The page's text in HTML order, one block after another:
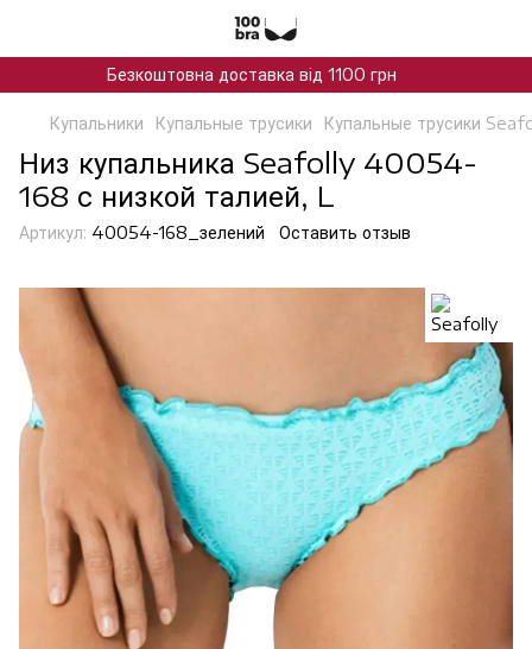
Безкоштовна доставка від 1100 грн
Купальники Купальные трусики Купальные трусики
Низ купальника Seafolly 40054-
168 с низкой талией, L
Артикул: 40054-168_зелений Оставить отзыв